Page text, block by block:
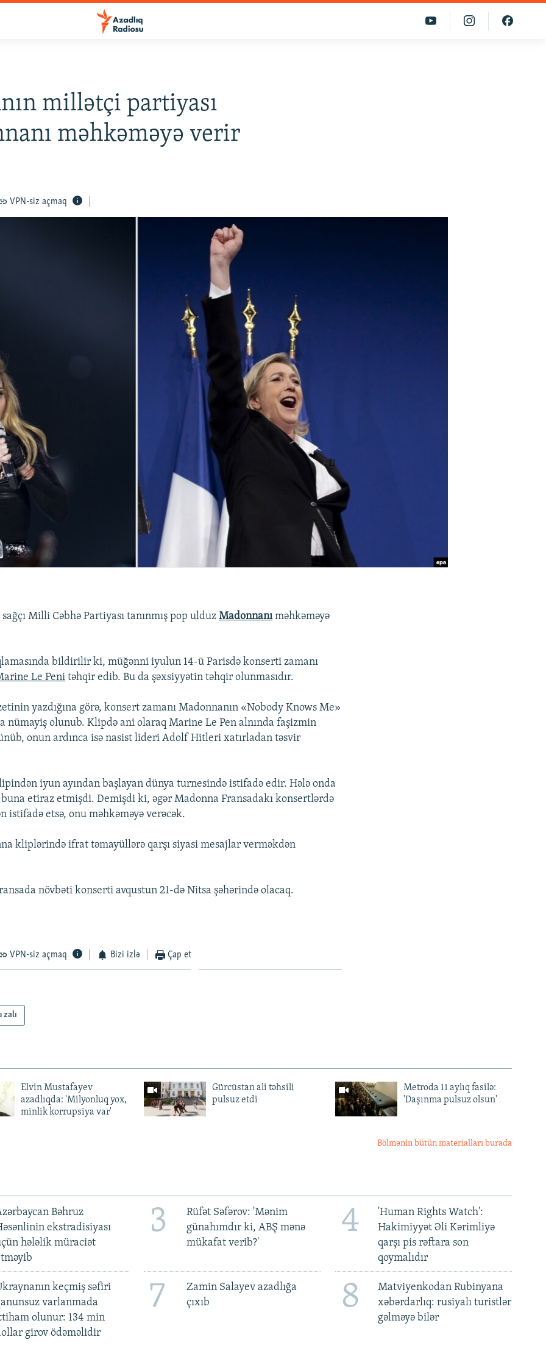
millətçi partiyası
məhkəməyə verir
VPN-siz açmaq
Milli Cəbhə Partiyası tanınmış pop ulduzMadonnanıməhkəməyə
bildirilir ki, müğənni iyulun 14-ü Parisdə konserti zamanı
Le Peni təhqir edib. Bu da şəxsiyyətin təhqir olunmasıdır.
yazdığına görə, konsert zamanı Madonnanın «Nobody Knows Me»
nümayiş olunub. Klipdə ani olaraq Marine Le Pen alnında faşizmin
onun ardınca isə nasist lideri Adolf Hitleri xatırladan təsvir
iyun ayından başlayan dünya turnesində istifadə edir. Hələ onda
etiraz etmişdi. Demişdi ki, əgər Madonna Fransadakı konsertlərdə
istifadə etsə, onu məhkəməyə verəcək.
kliplərində ifrat təmayüllərə qarşı siyasi mesajlar verməkdən
növbəti konserti avqustun 21-də Nitsa şəhərində olacaq.
VPN-siz açmaq Bizi izlə Çap et
zalı
Elvin Mustafayev
azadlıqda: 'Milyonluq yox,
minlik korrupsiya var'
Gürcüstan ali təhsili
pulsuz etdi
Metroda 11 aylıq fasilə:
'Daşınma pulsuz olsun'
Bölmənin bütün materialları burada
Bəhruz
ekstradisiyası
hələlik müraciət
3
Rüfət Səfərov: 'Mənim
günahımdır ki, ABŞ mənə
mükafat verib?'
4
'Human Rights Watch':
Hakimiyyət Əli Kərimliyə
qarşı pis rəftara son
qoymalıdır
keçmiş səfiri
varlanmada
olunur: 134 min
girov ödəməlidir
7
Zamin Salayev azadlığa
çıxıb
8
Matviyenkodan Rubinyana
xəbərdarlıq: rusiyalı turistlər
gəlməyə bilər